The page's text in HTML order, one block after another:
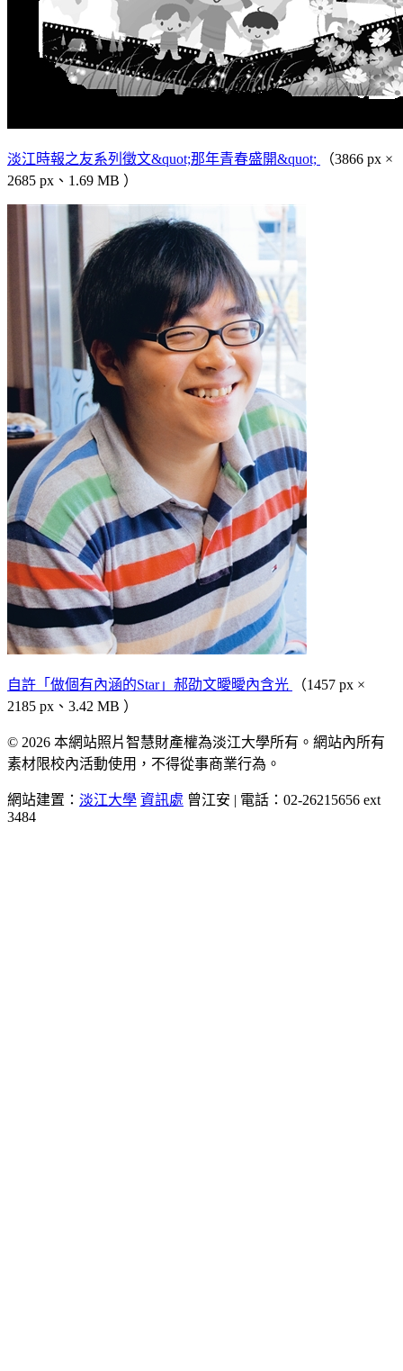
淡江時報之友系列徵文&quot;那年青春盛開&quot;
（3866 px ×
2685 px、1.69 MB ）
自許「做個有內涵的Star」郝劭文曖曖內含光
（1457 px ×
2185 px、3.42 MB ）
© 2026 本網站照片智慧財產權為淡江大學所有。網站內所有
素材限校內活動使用，不得從事商業行為。
網站建置： 淡江大學 資訊處 曾江安 | 電話：02-26215656 ext
3484